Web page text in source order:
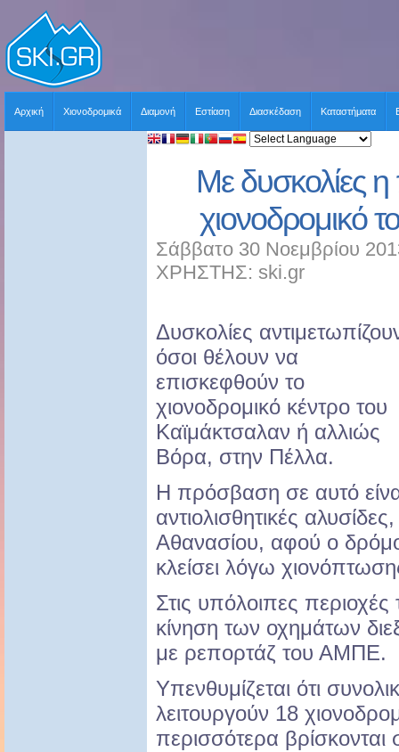
Αρχική Χιονοδρομικά Διαμονή Εστίαση Διασκέδαση Καταστήματα
Με δυσκολίες
χιονοδρομικό
Σάββατο 30 Νοεμβρίου
ΧΡΗΣΤΗΣ: ski.gr
Δυσκολίες
όσοι θέλουν να
επισκεφθούν το
χιονοδρομικό κέντρο του
Καϊμάκτσαλαν ή αλλιώς
Βόρα, στην Πέλλα.
Η πρόσβαση σε αυτό
αντιολισθητικές
Αθανασίου, αφού ο
κλείσει λόγω
Στις υπόλοιπες
κίνηση των οχημάτων
με ρεπορτάζ του ΑΜΠΕ.
Υπενθυμίζεται ότι
λειτουργούν 18
περισσότερα